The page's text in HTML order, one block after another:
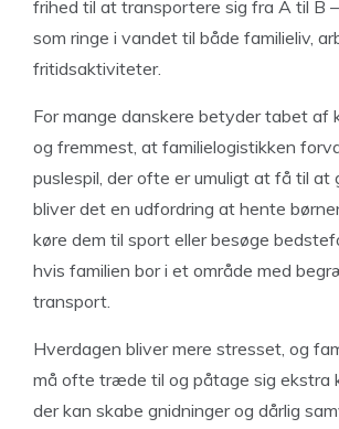
frihed til at transportere sig fra A til B
som ringe i vandet til både familieliv,
fritidsaktiviteter.
For mange danskere betyder tabet af
og fremmest, at familielogistikken
puslespil, der ofte er umuligt at få til at
bliver det en udfordring at hente
køre dem til sport eller besøge
hvis familien bor i et område med
transport.
Hverdagen bliver mere stresset, og
må ofte træde til og påtage sig ekstra
der kan skabe gnidninger og dårlig